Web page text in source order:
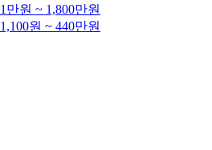
1만원 ~ 1,800만원
1,100원 ~ 440만원